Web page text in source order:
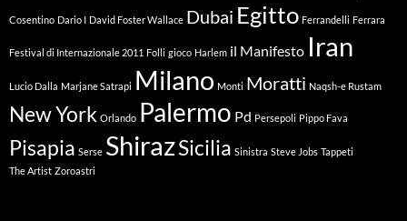
Cosentino Dario I David Foster Wallace Dubai Egitto Ferrandelli Ferrara
Festival di Internazionale 2011 Folli gioco Harlem il Manifesto Iran
Lucio Dalla Marjane Satrapi Milano Monti Moratti Naqsh-e Rustam
New York Orlando Palermo Pd Persepoli Pippo Fava
Pisapia Serse ShirazSicilia Sinistra Steve Jobs Tappeti
The Artist Zoroastri